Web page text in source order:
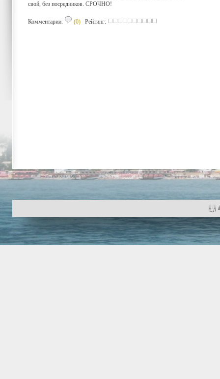
свой, без посредников. СРОЧНО!
Комментарии: (0) Рейтинг: